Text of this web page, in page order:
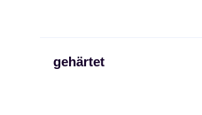
gehärtet